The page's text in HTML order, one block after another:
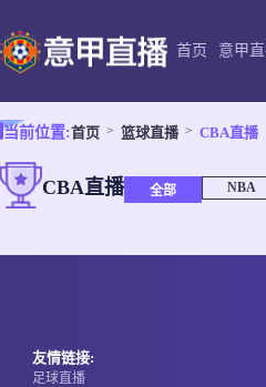
首页 意甲
当前位置:首页 篮球直播 CBA直播
CBA直播 全部 NBA
友情链接:
足球直播